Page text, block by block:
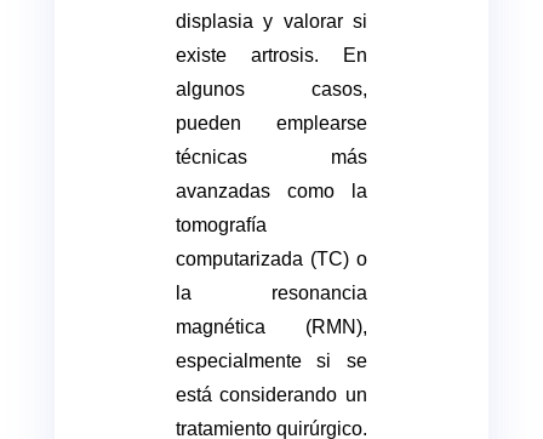
displasia y valorar si
existe artrosis. En
algunos casos,
pueden emplearse
técnicas más
avanzadas como la
tomografía
computarizada (TC) o
la resonancia
magnética (RMN),
especialmente si se
está considerando un
tratamiento quirúrgico.